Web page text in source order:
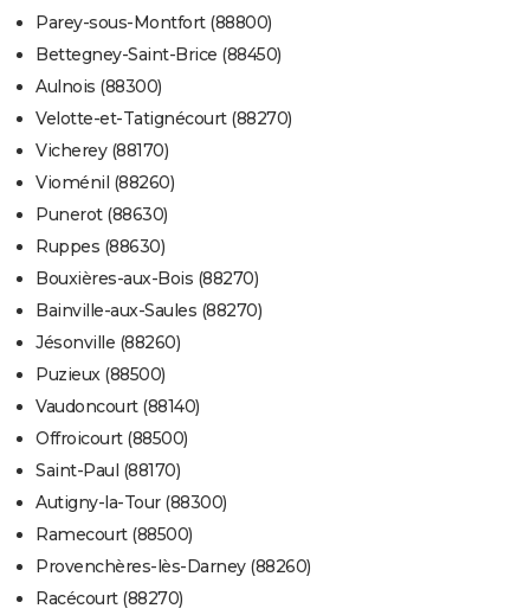
Parey-sous-Montfort (88800)
Bettegney-Saint-Brice (88450)
Aulnois (88300)
Velotte-et-Tatignécourt (88270)
Vicherey (88170)
Vioménil (88260)
Punerot (88630)
Ruppes (88630)
Bouxières-aux-Bois (88270)
Bainville-aux-Saules (88270)
Jésonville (88260)
Puzieux (88500)
Vaudoncourt (88140)
Offroicourt (88500)
Saint-Paul (88170)
Autigny-la-Tour (88300)
Ramecourt (88500)
Provenchères-lès-Darney (88260)
Racécourt (88270)